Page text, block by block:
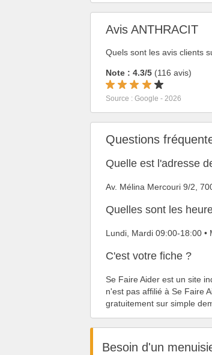
Avis ANTHRACIT
Quels sont les avis clients
Note : 4.3/5 (116 avis)
Source : Google - 2026
Questions
Quelle est l'adresse
Av. Mélina Mercouri 9/2,
Quelles sont les
Lundi, Mardi 09:00-18:00 •
C'est votre fiche ?
Se Faire Aider est un site
n'est pas affilié à Se Faire
gratuitement sur simple
Besoin d'un